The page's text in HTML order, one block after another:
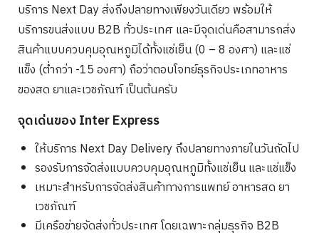
บริการ Next Day ส่งถึงปลายทางเพียงวันเดียว พร้อมให้
บริการขนส่งแบบ B2B ทั่วประเทศ และมีจุดเด่นคือสามารถส่ง
สินค้าแบบควบคุมอุณหภูมิได้ทั้งแช่เย็น (0 – 8 องศา) และแช่
แข็ง (ต่ำกว่า -15 องศา) ถือว่าตอบโจทย์ธุรกิจประเภทอาหาร
ของสด ยาและเวชภัณฑ์ เป็นต้นครับ
จุดเด่นของ Inter Express
ให้บริการ Next Day Delivery ถึงปลายทางภายในวันถัดไป
รองรับการจัดส่งแบบควบคุมอุณหภูมิทั้งแช่เย็น และแช่แข็ง
เหมาะสำหรับการจัดส่งสินค้าทางการแพทย์ อาหารสด ยา
เวชภัณฑ์
มีเครือข่ายจัดส่งทั่วประเทศ โดยเฉพาะกลุ่มธุรกิจ B2B